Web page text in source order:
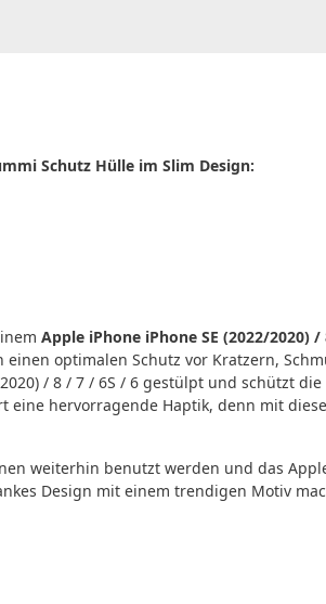
Schutz Hülle im Slim Design:
Apple iPhone iPhone SE (2022/2020)
einen optimalen Schutz vor Kratzern,
/ 8 / 7 / 6S / 6 gestülpt und schützt
hervorragende Haptik, denn mit
weiterhin benutzt werden und das
Design mit einem trendigen Motiv